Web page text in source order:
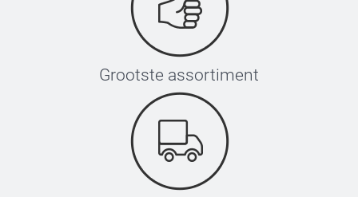
Grootste assortiment